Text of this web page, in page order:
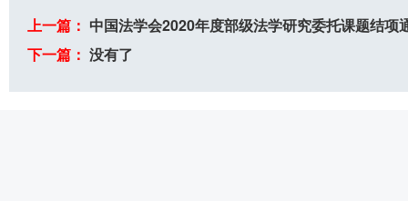
上一篇： 中国法学会2020年度部级法学研究委托课题结项
下一篇： 没有了